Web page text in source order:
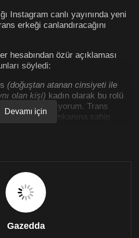
Instagram canlı yayınında yeni
erkeği canlandıracağını
hesabından özür açıklaması
söyledi:
(doğuştan atanan cinsiyeti ile
olan kişi) kadın olarak bu rolü
artık anlıyorum. Trans
anlatma imkanına sahip
için çabalayacağıma söz
LGBTi+ grupları arasında
diğer söz sahibi insanlara
bulunuldu.
Devamı için
Gazedda